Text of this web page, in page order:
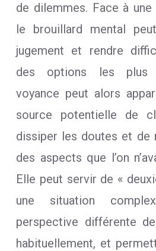
de dilemmes. Face à
le brouillard mental
jugement et rendre
des options les plus
voyance peut alors
source potentielle de
dissiper les doutes et de
des aspects que l’on
Elle peut servir de «
une situation
perspective différente
habituellement, et